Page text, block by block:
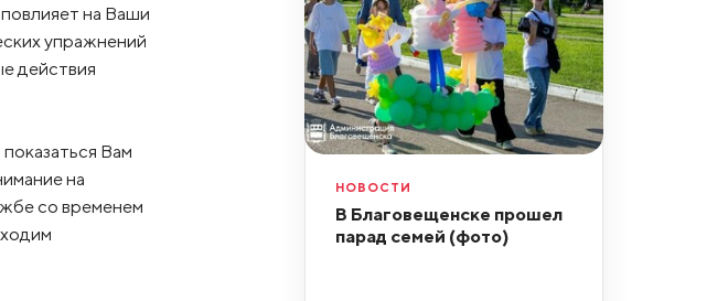
на Ваши
упражнений
действия
Вам
на
со временем
НОВОСТИ
В Благовещенске прошел
парад семей (фото)